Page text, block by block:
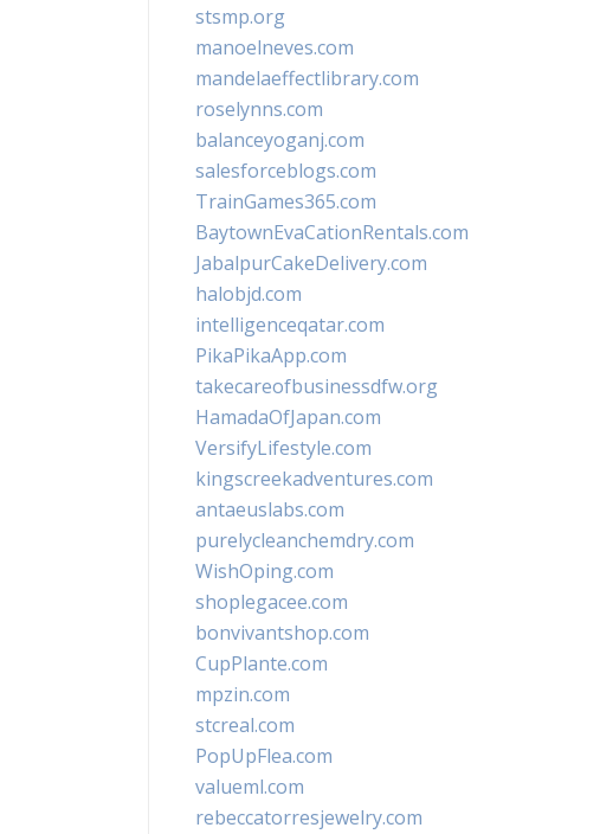
stsmp.org
manoelneves.com
mandelaeffectlibrary.com
roselynns.com
balanceyoganj.com
salesforceblogs.com
TrainGames365.com
BaytownEvaCationRentals.com
JabalpurCakeDelivery.com
halobjd.com
intelligenceqatar.com
PikaPikaApp.com
takecareofbusinessdfw.org
HamadaOfJapan.com
VersifyLifestyle.com
kingscreekadventures.com
antaeuslabs.com
purelycleanchemdry.com
WishOping.com
shoplegacee.com
bonvivantshop.com
CupPlante.com
mpzin.com
stcreal.com
PopUpFlea.com
valueml.com
rebeccatorresjewelry.com